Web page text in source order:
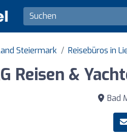
Steiermark Reisebüros in
Reisen &
Bad